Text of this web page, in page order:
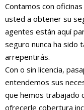
Contamos con
usted a obtener su
agentes están aquí
seguro nunca ha sido
arrepentirás.
Con o sin licencia,
entendemos sus
que hemos trabajado
ofrecerle cobertura